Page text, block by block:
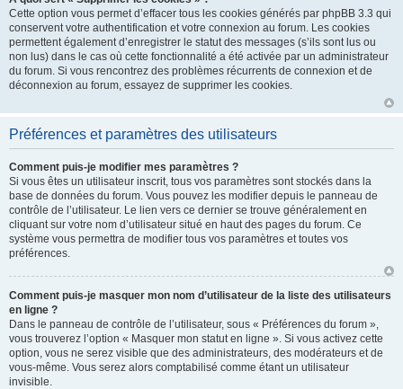
Cette option vous permet d’effacer tous les cookies générés par phpBB 3.3 qui
conservent votre authentification et votre connexion au forum. Les cookies
permettent également d’enregistrer le statut des messages (s’ils sont lus ou
non lus) dans le cas où cette fonctionnalité a été activée par un administrateur
du forum. Si vous rencontrez des problèmes récurrents de connexion et de
déconnexion au forum, essayez de supprimer les cookies.
Préférences et paramètres des utilisateurs
Comment puis-je modifier mes paramètres ?
Si vous êtes un utilisateur inscrit, tous vos paramètres sont stockés dans la
base de données du forum. Vous pouvez les modifier depuis le panneau de
contrôle de l’utilisateur. Le lien vers ce dernier se trouve généralement en
cliquant sur votre nom d’utilisateur situé en haut des pages du forum. Ce
système vous permettra de modifier tous vos paramètres et toutes vos
préférences.
Comment puis-je masquer mon nom d’utilisateur de la liste des utilisateurs
en ligne ?
Dans le panneau de contrôle de l’utilisateur, sous « Préférences du forum »,
vous trouverez l’option « Masquer mon statut en ligne ». Si vous activez cette
option, vous ne serez visible que des administrateurs, des modérateurs et de
vous-même. Vous serez alors comptabilisé comme étant un utilisateur
invisible.